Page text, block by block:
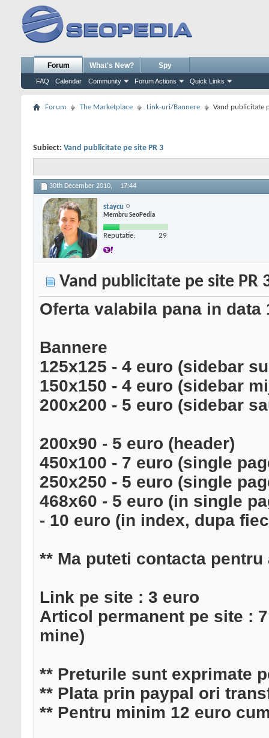
Forum
FAQ Calendar Community Forum Actions Quick Links
What's New? Spy
Forum The Marketplace Link-uri/Bannere Vand publicitate
Subiect: Vand publicitate pe site PR 3
30th December 2010, 17:44
staycu
Membru SeoPedia
Reputatie: 29
Vand publicitate pe site PR
Oferta valabila pana in data
Bannere
125x125 - 4 euro (sidebar
150x150 - 4 euro (sidebar
200x200 - 5 euro (sidebar
200x90 - 5 euro (header)
450x100 - 7 euro (single
250x250 - 5 euro (single
468x60 - 5 euro (in single
- 10 euro (in index, dupa
** Ma puteti contacta
Link pe site : 3 euro
Articol permanent pe site :
mine)
** Preturile sunt exprimate
** Plata prin paypal ori
** Pentru minim 12 euro